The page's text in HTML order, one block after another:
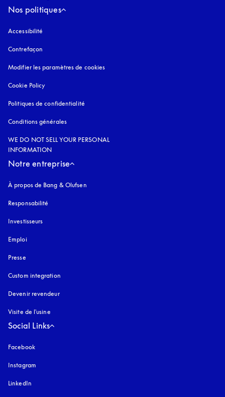
Nos politiques
Accessibilité
Contrefaçon
Modifier les paramètres de cookies
Cookie Policy
Politiques de confidentialité
Conditions générales
WE DO NOT SELL YOUR PERSONAL
INFORMATION
Notre entreprise
À propos de Bang & Olufsen
Responsabilité
Investisseurs
Emploi
Presse
Custom integration
Devenir revendeur
Visite de l'usine
Social Links
Facebook
Instagram
LinkedIn